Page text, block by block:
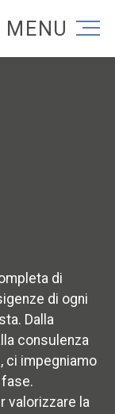
di
di ogni
Dalla
consulenza
ci impegniamo
valorizzare la